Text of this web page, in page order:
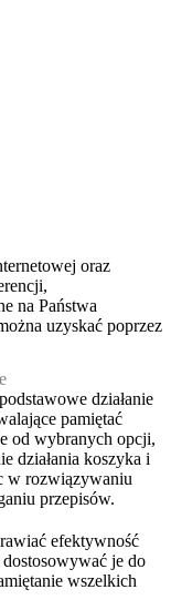
oraz
na Państwa
uzyskać poprzez
działanie
pamiętać
od wybranych opcji,
działania koszyka i
w rozwiązywaniu
przepisów.
efektywność
je do
wszelkich